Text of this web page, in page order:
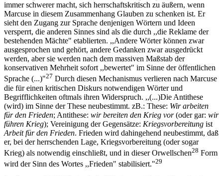
immer schwerer macht, sich herrschaftskritisch zu äußern, wenn
Marcuse in diesem Zusammenhang Glauben zu schenken ist. Er
sieht den Zugang zur Sprache denjenigen Wörtern und Ideen
versperrt, die anderen Sinnes sind als die durch ,,die Reklame der
bestehenden Mächte" etablierten. ,,Andere Wörter können zwar
ausgesprochen und gehört, andere Gedanken zwar ausgedrückt
werden, aber sie werden nach dem massiven Maßstab der
konservativen Mehrheit sofort ,,bewertet" im Sinne der öffentlichen
Sprache (...)"27 Durch diesen Mechanismus verlieren nach Marcuse
die für einen kritischen Diskurs notwendigen Wörter und
Begrifflichkeiten oftmals ihren Widerspruch. ,,(...)Die Antithese
(wird) im Sinne der These neubestimmt. zB.: These: Wir arbeiten
für den Frieden; Antithese: wir bereiten den Krieg vor(oder gar: wir
führen Krieg); Vereinigung der Gegensätze: Kriegsvorbereitung ist
Arbeit für den Frieden. Frieden wird dahingehend neubestimmt, daß
er, bei der herrschenden Lage, Kriegsvorbereitung (oder sogar
Krieg) als notwendig einschließt, und in dieser Orwellschen28 Form
wird der Sinn des Wortes ,,Frieden" stabilisiert."29